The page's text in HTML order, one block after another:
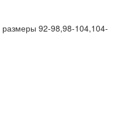
92-98,98-104,104-